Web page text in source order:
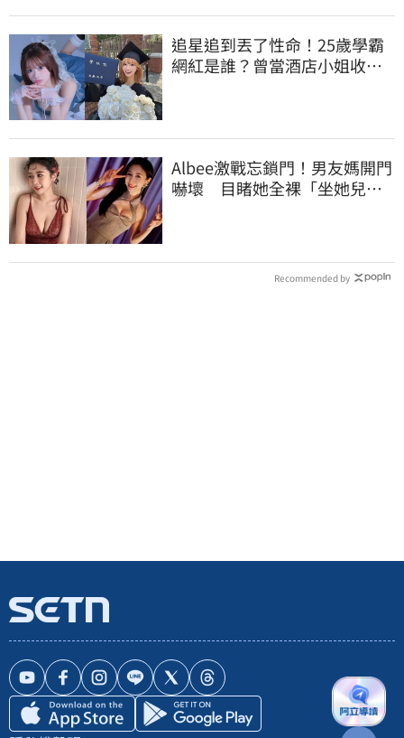
追星追到丟了性命！25歲學霸
網紅是誰？曾當酒店小姐收入
Albee激戰忘鎖門！男友媽開門
嚇壞 目睹她全裸「坐她兒子
Recommended by